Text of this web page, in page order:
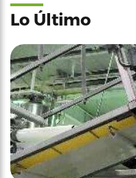
Lo Último